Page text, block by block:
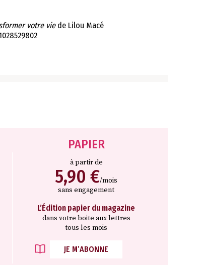
votre viede Lilou Macé
PAPIER
à partir de
5,90 €/mois
sans engagement
L’Édition papier du magazine
dans votre boite aux lettres
tous les mois
JE M’ABONNE